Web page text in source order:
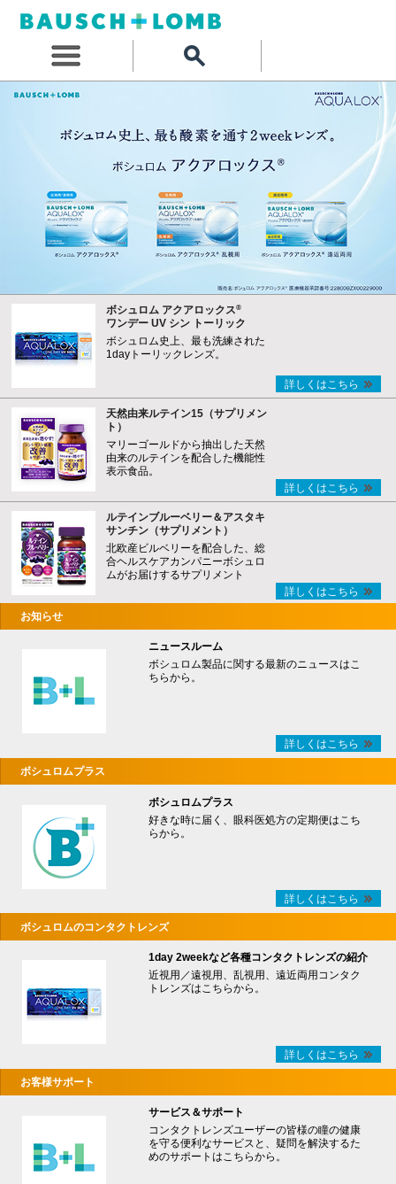
ボシュロム アクアロックス®
ワンデー UV シン トーリック
ボシュロム史上、最も洗練された
1dayトーリックレンズ。
詳しくはこちら
天然由来ルテイン15（サプリメン
ト）
マリーゴールドから抽出した天然
由来のルテインを配合した機能性
表示食品。
詳しくはこちら
ルテインブルーベリー＆アスタキ
サンチン（サプリメント）
北欧産ビルベリーを配合した、総
合ヘルスケアカンパニーボシュロ
ムがお届けするサプリメント
詳しくはこちら
お知らせ
ニュースルーム
ボシュロム製品に関する最新のニュースはこ
ちらから。
詳しくはこちら
ボシュロムプラス
ボシュロムプラス
好きな時に届く、眼科医処方の定期便はこち
らから。
詳しくはこちら
ボシュロムのコンタクトレンズ
1day 2weekなど各種コンタクトレンズの紹介
近視用／遠視用、乱視用、遠近両用コンタク
トレンズはこちらから。
詳しくはこちら
お客様サポート
サービス＆サポート
コンタクトレンズユーザーの皆様の瞳の健康
を守る便利なサービスと、疑問を解決するた
めのサポートはこちらから。